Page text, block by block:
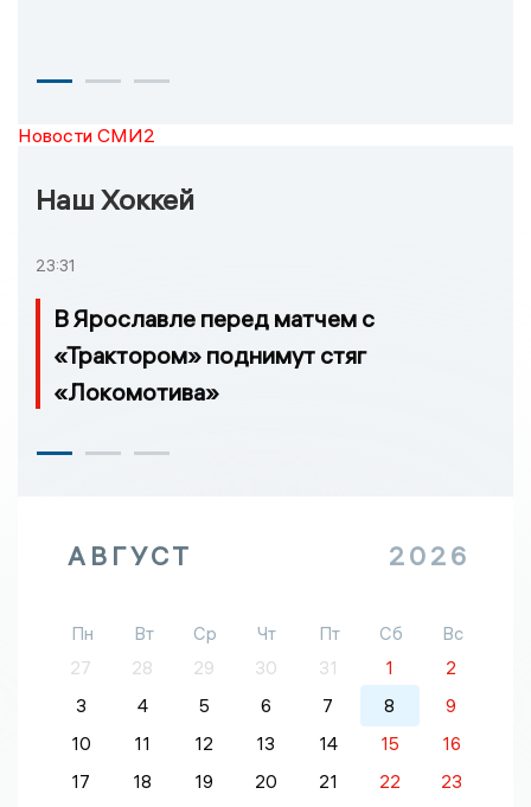
Новости СМИ2
Наш Хоккей
23:31
В Ярославле перед матчем с
«Трактором» поднимут стяг
«Локомотива»
АВГУСТ 2026
Пн Вт Ср Чт Пт Сб
Вс
27
28 29 30 31 1
2
3
4 5 6 7 8
9
10
11 12 13 14 15
16
17
18 19 20 21 22
23